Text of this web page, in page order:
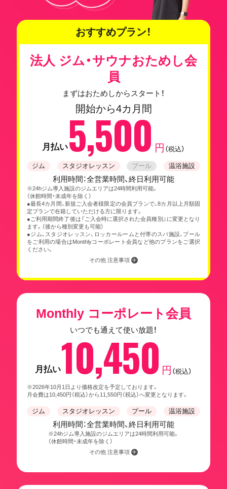
おすすめプラン！
法人 ジム・サウナおためし会
員
まずはおためしからスタート！
開始から4カ月間
月払い5,500 円 （税込）
ジム スタジオレッスン プール 温浴施設
利用時間：全営業時間、終日利用可能
※24hジム導入施設のジムエリアは24時間利用可能。
（休館時間・未成年を除く）
●最長4カ月間、新規ご入会者様限定の会員プランで、8カ月以上月額固
定プランで在籍していただける方に限ります。
●ご利用期間終了後は『ご入会時に選択された会員種別』に変更となり
ます。（後から種別変更も可能）
●ジム、スタジオレッスン、ロッカールームと付帯のスパ施設、プール
をご利用の場合はMonthlyコーポレート会員など他のプランをご選択
ください。
その他 注意事項
Monthly コーポレート会員
いつでも通えて使い放題！
月払い10,450 円 （税込）
※2026年10月1日より価格改定を予定しております。
月会費は10,450円（税込）から11,550円（税込）へ変更となります。
ジム スタジオレッスン プール 温浴施設
利用時間：全営業時間、終日利用可能
※24hジム導入施設のジムエリアは24時間利用可能。
（休館時間・未成年を除く）
その他 注意事項